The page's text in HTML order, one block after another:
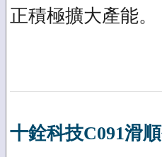
正積極擴大產能。
十銓科技C091滑